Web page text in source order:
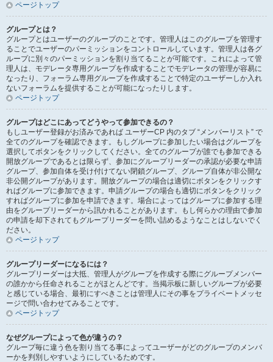
ページトップ
グループとは？
グループとはユーザーのグループのことです。管理人はこのグループを管理す
ることでユーザーのパーミッションをコントロールしています。管理人は各グ
ループに別々のパーミッションを割り当てることが可能です。これによって管
理人は、モデレータ専用グループを作成することでモデレータの管理が容易に
なったり、フォーラム専用グループを作成することで特定のユーザーしか入れ
ないフォーラムを提供することが可能になったりします。
ページトップ
グループはどこにあってどうやって参加できるの？
もしユーザー登録がお済みであれば ユーザーCP 内のタブ “メンバーリスト” で
全てのグループを確認できます。もしグループに参加したい場合はグループを
選択してボタンをクリックしてください。全てのグループが誰でも参加できる
開放グループであるとは限らず、参加にグループリーダーの承認が必要な申請
グループ、参加自体を受け付けてない閉鎖グループ、グループ自体が非公開な
非公開グループがあります。開放グループの場合は適切にボタンをクリックす
ればグループに参加できます。申請グループの場合も適切にボタンをクリック
すればグループに参加を申請できます。場合によってはグループに参加する理
由をグループリーダーから訊かれることがあります。もし何らかの理由で参加
の申請を却下されてもグループリーダーを問い詰めるようなことはしないでく
ださい。
ページトップ
グループリーダーになるには？
グループリーダーは大抵、管理人がグループを作成する際にグループメンバー
の誰かから任命されることがほとんどです。当掲示板に新しいグループが必要
と感じている場合、最初にすべきことは管理人にその事をプライベートメッセ
ージで問い合わせてみることです。
ページトップ
なぜグループによって色が違うの？
グループ毎に違う色を割り当てる事によってユーザーがどのグループのメンバ
ーかを判別しやすいようにしているためです。